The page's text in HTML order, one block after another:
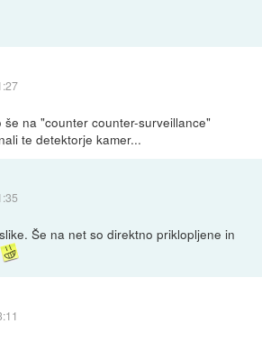
še na "counter counter-surveillance"
te detektorje kamer...
Še na net so direktno priklopljene in